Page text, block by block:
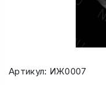
Артикул: ИЖ0007